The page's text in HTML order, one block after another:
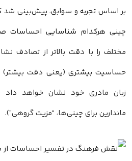
بر اساس تجربه و سوابق، پیش‌بینی شد
چینی هرکدام شناسایی احساسات
مختلف را با دقت بالاتر از تصادف
حساسیت بیشتری (یعنی دقت بیشتر)
زبان مادری خود نشان خواهد داد
ماندارین برای چینی‌ها، “مزیت گروهی”).